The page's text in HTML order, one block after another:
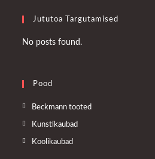
Jututoa Targutamised
No posts found.
Pood
Beckmann tootedOpens
KunstikaubadOpens
KoolikaubadOpens